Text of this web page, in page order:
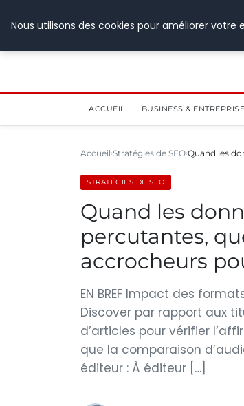
ACCUEIL BUSINESS & ENTREPRISE
Accueil Stratégies de SEO Quand les
STRATÉGIES DE SEO
Quand les
percutantes,
accrocheurs
EN BREF Impact des
Discover par rapport aux
d’articles pour vérifier
que la comparaison
éditeur : À éditeur […]
Nous utilisons des cookies pour améliorer